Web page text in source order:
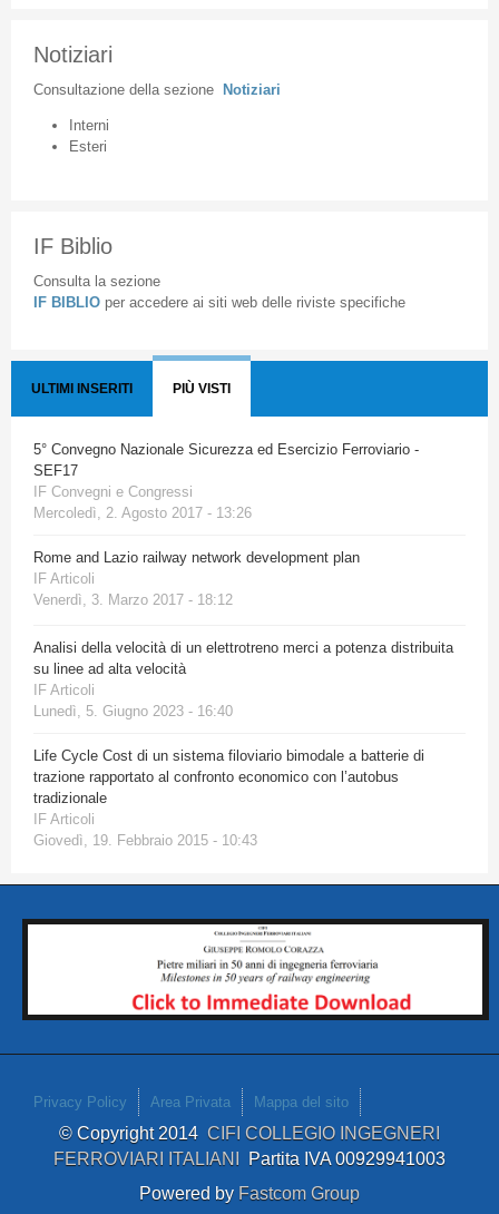
Notiziari
Consultazione della sezione Notiziari
Interni
Esteri
IF Biblio
Consulta la sezione
IF BIBLIO per accedere ai siti web delle riviste specifiche
ULTIMI INSERITI PIÙ VISTI
5° Convegno Nazionale Sicurezza ed Esercizio Ferroviario -
SEF17
IF Convegni e Congressi
Mercoledì, 2. Agosto 2017 - 13:26
Rome and Lazio railway network development plan
IF Articoli
Venerdì, 3. Marzo 2017 - 18:12
Analisi della velocità di un elettrotreno merci a potenza distribuita
su linee ad alta velocità
IF Articoli
Lunedì, 5. Giugno 2023 - 16:40
Life Cycle Cost di un sistema filoviario bimodale a batterie di
trazione rapportato al confronto economico con l’autobus
tradizionale
IF Articoli
Giovedì, 19. Febbraio 2015 - 10:43
Privacy Policy Area Privata Mappa del sito
© Copyright 2014 CIFI COLLEGIO INGEGNERI
FERROVIARI ITALIANI Partita IVA 00929941003
Powered by Fastcom Group